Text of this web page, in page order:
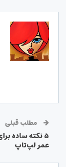
مطلب قبلی
۵ نکته ساده
عمر لپ‌تاپ